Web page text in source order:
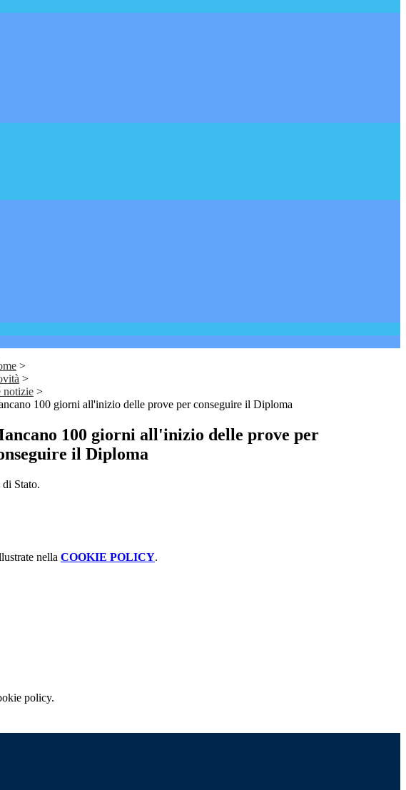
>
>
notizie >
100 giorni all'inizio delle prove per conseguire il Diploma
100 giorni all'inizio delle prove per
il Diploma
Stato.
nella COOKIE POLICY.
policy.